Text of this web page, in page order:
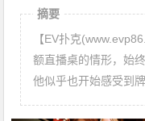
摘要
【EV扑克
额直播桌的情形，始
他似乎也开始感受到